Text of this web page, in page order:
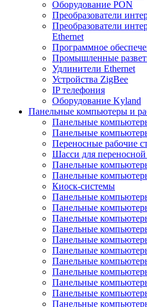
Оборудование PON
Преобразователи
Преобразователи
Ethernet
Программное
Промышленные
Удлинители Ethernet
Устройства ZigBee
IP телефония
Оборудование Kyland
Панельные компьютеры и
Панельные
Панельные
Переносные рабочие
Шасси для
Панельные
Панельные
Киоск-системы
Панельные
Панельные
Панельные
Панельные
Панельные
Панельные
Панельные
Панельные
Панельные
Панельные
Панельные